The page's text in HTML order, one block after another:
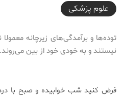
2021-07-02T16:16:18+04:30
علوم پزشكی
توده‌ها و برآمدگی‌های زیرچانه
نیستند و به خودی خود از بین می‌روند.
فرض کنید شب خوابیده و صبح با